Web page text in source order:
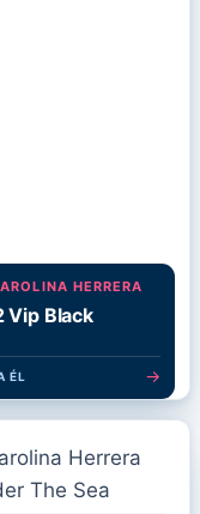
HERRERA
Vip Black
ÉL →